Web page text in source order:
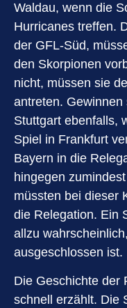
Waldau, wenn die
Hurricanes treffen.
der GFL-Süd,
den Skorpionen
nicht, müssen sie
antreten.
Stuttgart ebenfalls,
Spiel in Frankfurt
Bayern in die
hingegen
müssten bei dieser
die Relegation. Ein
allzu
ausgeschlossen ist.
Die Geschichte der
schnell erzählt. Die